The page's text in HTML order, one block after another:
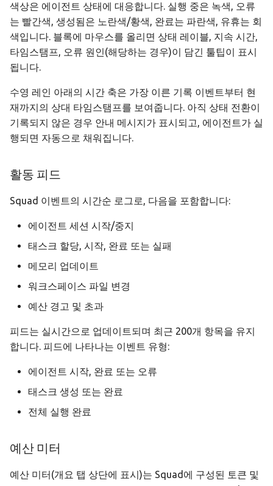
색상은 에이전트 상태에 대응합니다. 실행 중은 녹색, 오류
는 빨간색, 생성됨은 노란색/황색, 완료는 파란색, 유휴는 회
색입니다. 블록에 마우스를 올리면 상태 레이블, 지속 시간,
타임스탬프, 오류 원인(해당하는 경우)이 담긴 툴팁이 표시
됩니다.
수영 레인 아래의 시간 축은 가장 이른 기록 이벤트부터 현
재까지의 상대 타임스탬프를 보여줍니다. 아직 상태 전환이
기록되지 않은 경우 안내 메시지가 표시되고, 에이전트가 실
행되면 자동으로 채워집니다.
활동 피드
Squad 이벤트의 시간순 로그로, 다음을 포함합니다:
에이전트 세션 시작/중지
태스크 할당, 시작, 완료 또는 실패
메모리 업데이트
워크스페이스 파일 변경
예산 경고 및 초과
피드는 실시간으로 업데이트되며 최근 200개 항목을 유지
합니다. 피드에 나타나는 이벤트 유형:
에이전트 시작, 완료 또는 오류
태스크 생성 또는 완료
전체 실행 완료
예산 미터
예산 미터(개요 탭 상단에 표시)는 Squad에 구성된 토큰 및